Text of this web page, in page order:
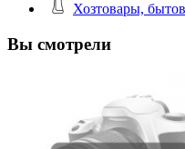
Хозтовары,
Вы смотрели